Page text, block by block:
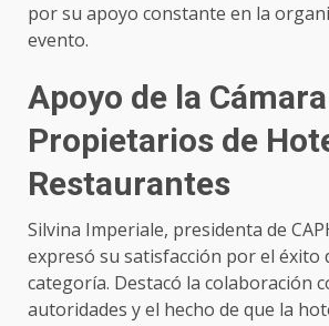
por su apoyo constante en la
evento.
Apoyo de la
Propietarios de
Restaurantes
Silvina Imperiale, presidenta de
expresó su satisfacción por el éxito
categoría. Destacó la colaboración
autoridades y el hecho de que la